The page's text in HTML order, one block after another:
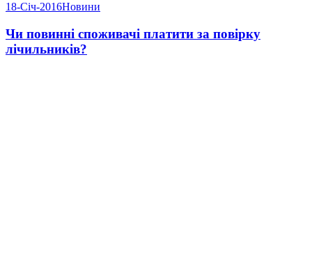
18-Січ-2016Новини
Чи повинні споживачі платити за повірку
лічильників?